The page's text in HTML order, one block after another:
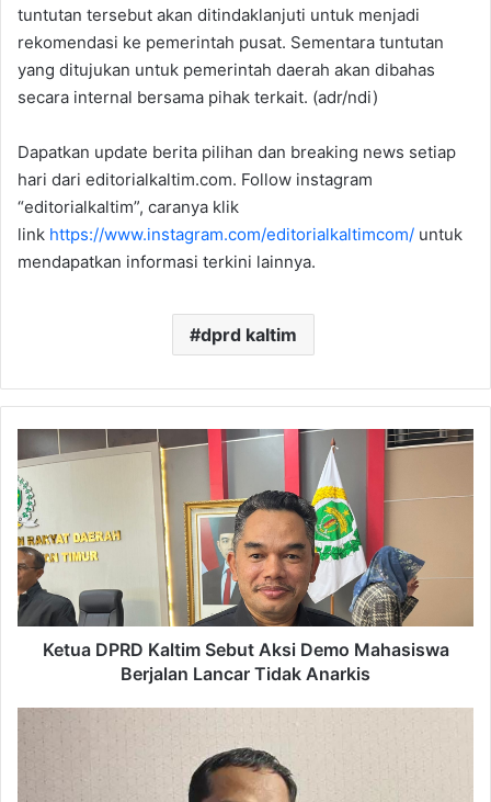
tuntutan tersebut akan ditindaklanjuti untuk menjadi
rekomendasi ke pemerintah pusat. Sementara tuntutan
yang ditujukan untuk pemerintah daerah akan dibahas
secara internal bersama pihak terkait. (adr/ndi)
Dapatkan update berita pilihan dan breaking news setiap
hari dari editorialkaltim.com. Follow instagram
“editorialkaltim”, caranya klik
link https://www.instagram.com/editorialkaltimcom/ untuk
mendapatkan informasi terkini lainnya.
dprd kaltim
Ketua
DPRD
Kaltim
Sebut
Aksi
Demo
Mahasiswa
Berjalan
Lancar
TidakKetua DPRD Kaltim Sebut Aksi Demo Mahasiswa
Berjalan Lancar Tidak Anarkis
DPRD
Sayangkan
di